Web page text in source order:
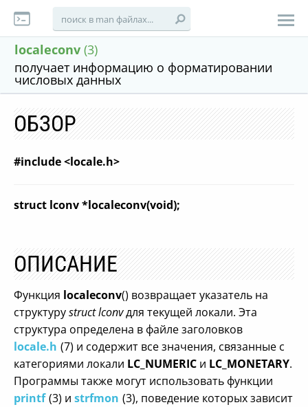
localeconv (3)
получает информацию о форматировании
числовых данных
ОБЗОР
#include <locale.h>
struct lconv *localeconv(void);
ОПИСАНИЕ
Функция localeconv() возвращает указатель на
структуруstruct lconvдля текущей локали. Эта
структура определена в файле заголовков
locale.h (7) и содержит все значения, связанные с
категориями локали LC_NUMERIC и LC_MONETARY.
Программы также могут использовать функции
printf (3) и strfmon (3), поведение которых зависит